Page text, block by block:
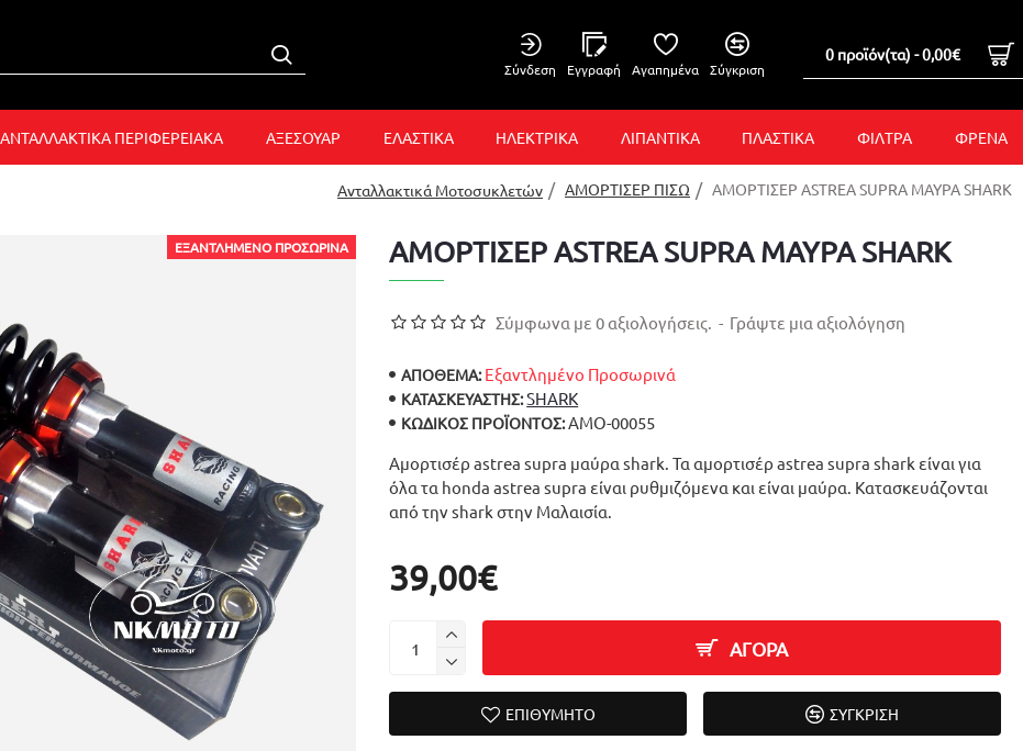
Σύνδεση Εγγραφή Αγαπημένα Σύγκριση
0 προϊόν(τα) - 0,00€
ΑΝΤΑΛΛΑΚΤΙΚΑ ΠΕΡΙΦΕΡΕΙΑΚΑ ΑΞΕΣΟΥΑΡ ΕΛΑΣΤΙΚΑ ΗΛΕΚΤΡΙΚΑ ΛΙΠΑΝΤΙΚΑ ΠΛΑΣΤΙΚΑ ΦΙΛΤΡΑ ΦΡΕΝΑ
Ανταλλακτικά Μοτοσυκλετών ΑΜΟΡΤΙΣΕΡ ΠΙΣΩ ΑΜΟΡΤΙΣΕΡ ASTREA SUPRA ΜΑΥΡΑ SHARK
ΕΞΑΝΤΛΗΜΈΝΟ ΠΡΟΣΩΡΙΝΆ ΑΜΟΡΤΙΣΕΡ ASTREA SUPRA ΜΑΥΡΑ SHARK
Αμορτισέρ astrea supra μαύρα shark. Τα αμορτισέρ astrea supra shark είναι για
όλα τα honda astrea supra είναι ρυθμιζόμενα και είναι μαύρα. Κατασκευάζονται
από την shark στην Μαλαισία.
ΑΠΟΘΕΜΑ: Εξαντλημένο Προσωρινά
ΚΑΤΑΣΚΕΥΑΣΤΉΣ:SHARK
ΚΩΔΙΚΌΣ ΠΡΟΪΌΝΤΟΣ:ΑΜΟ-00055
Σύμφωνα με 0 αξιολογήσεις. - Γράψτε μια αξιολόγηση
39,00€
ΑΓΟΡΑ
ΕΠΙΘΥΜΗΤΌ ΣΎΓΚΡΙΣΗ